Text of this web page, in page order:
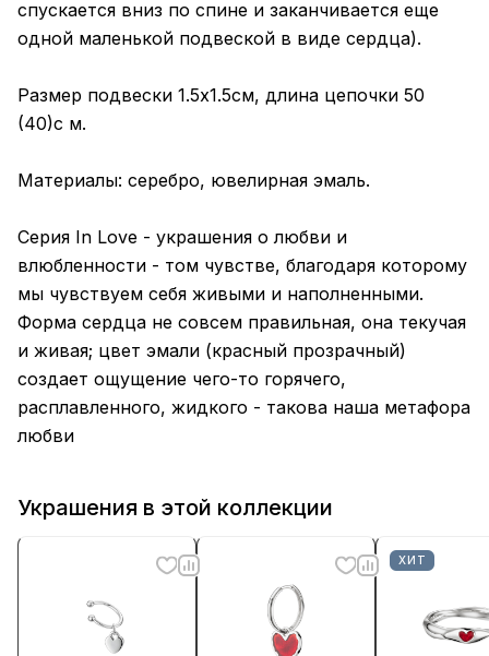
спускается вниз по спине и заканчивается еще
одной маленькой подвеской в виде сердца).
Размер подвески 1.5х1.5см, длина цепочки 50
(40)с м.
Материалы: серебро, ювелирная эмаль.
Серия In Love - украшения о любви и
влюбленности - том чувстве, благодаря которому
мы чувствуем себя живыми и наполненными.
Форма сердца не совсем правильная, она текучая
и живая; цвет эмали (красный прозрачный)
создает ощущение чего-то горячего,
расплавленного, жидкого - такова наша метафора
любви
Украшения в этой коллекции
ХИТ